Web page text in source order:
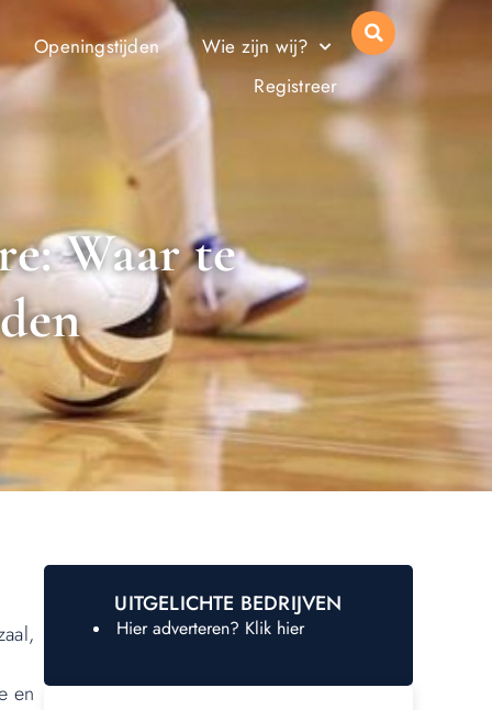
Openingstijden
Wie zijn wij?
Registreer
Waar te
en
UITGELICHTE BEDRIJVEN
Hier adverteren? Klik hier